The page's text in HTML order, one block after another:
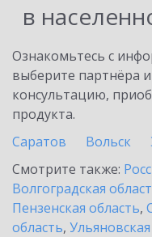
в
Ознакомьтесь с
выберите партнёра
консультацию,
продукта.
Саратов
Вольск
Смотрите также:
Волгоградская
Пензенская область,
область,